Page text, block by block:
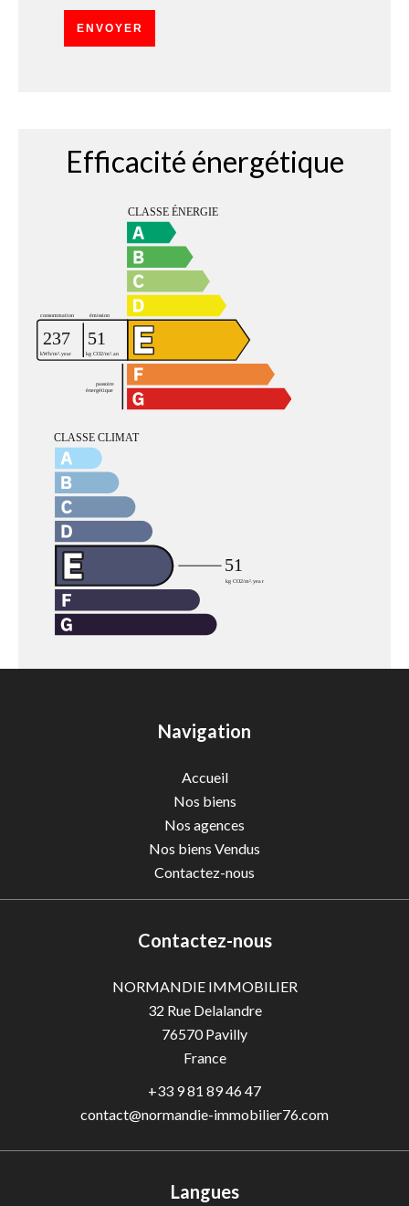
ENVOYER
Efficacité énergétique
Navigation
Accueil
Nos biens
Nos agences
Nos biens Vendus
Contactez-nous
Contactez-nous
NORMANDIE IMMOBILIER
32 Rue Delalandre
76570Pavilly
France
+33 9 81 89 46 47
contact@normandie-immobilier76.com
Langues